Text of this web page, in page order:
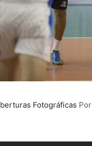
Fotográficas Por